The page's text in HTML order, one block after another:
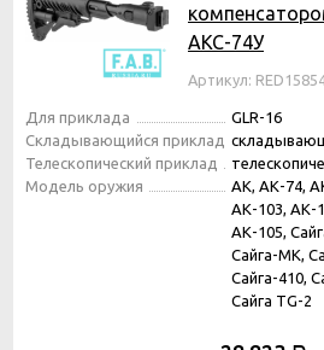
АКС-74У
Артикул:
Для приклада
GLR-16
Складывающийся приклад
Телескопический приклад
Модель оружия
АК, АК-74,
АК-103, АК-
АК-105,
Сайга-МК,
Сайга-410,
Сайга TG-2